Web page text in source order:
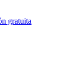
gratuita